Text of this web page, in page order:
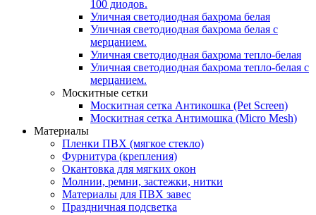
100 диодов.
Уличная светодиодная бахрома белая
Уличная светодиодная бахрома белая с
мерцанием.
Уличная светодиодная бахрома тепло-белая
Уличная светодиодная бахрома тепло-белая с
мерцанием.
Москитные сетки
Москитная сетка Антикошка (Pet Screen)
Москитная сетка Антимошка (Micro Mesh)
Материалы
Пленки ПВХ (мягкое стекло)
Фурнитура (крепления)
Окантовка для мягких окон
Молнии, ремни, застежки, нитки
Материалы для ПВХ завес
Праздничная подсветка